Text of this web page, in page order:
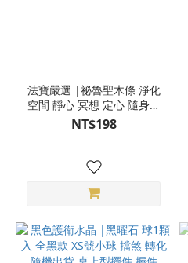
法寶嚴選 |祕魯聖木條 淨化
空間 靜心 冥想 定心 隨身攜
帶 能量 M24DX32001
NT$198